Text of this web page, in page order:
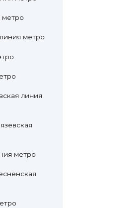
метро
метро
линия
метро